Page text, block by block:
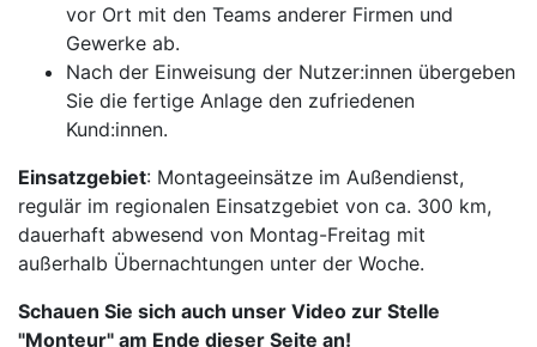
vor Ort mit den Teams anderer Firmen und
Gewerke ab.
Nach der Einweisung der Nutzer:innen übergeben
Sie die fertige Anlage den zufriedenen
Kund:innen.
Einsatzgebiet: Montageeinsätze im Außendienst,
regulär im regionalen Einsatzgebiet von ca. 300 km,
dauerhaft abwesend von Montag-Freitag mit
außerhalb Übernachtungen unter der Woche.
Schauen Sie sich auch unser Video zur Stelle
"Monteur" am Ende dieser Seite an!